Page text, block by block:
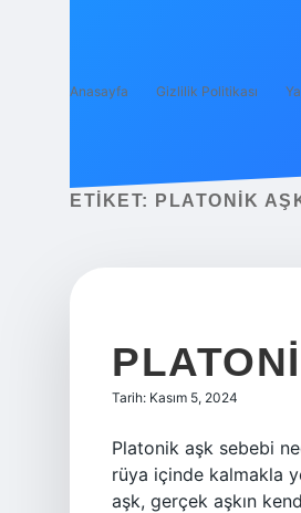
Anasayfa Gizlilik Politikası
ETIKET: PLATONIK
Tarih: Kasım 5, 2024
Platonik aşk sebebi
rüya içinde kalmakla
aşk, gerçek aşkın